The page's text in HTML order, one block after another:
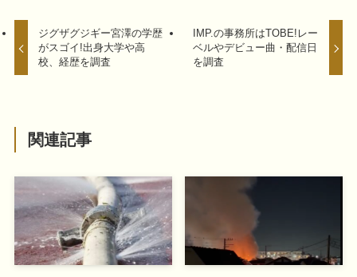
ジグザグジギー宮澤の学歴
がスゴイ!出身大学や高
校、経歴を調査
IMP.の事務所はTOBE!レー
ベルやデビュー曲・配信日
を調査
関連記事